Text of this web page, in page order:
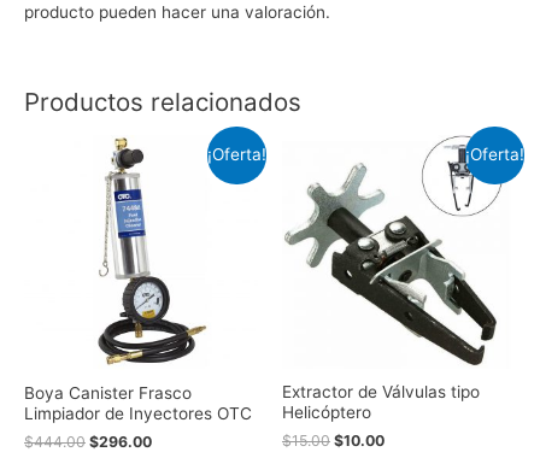
producto pueden hacer una valoración.
Productos relacionados
¡Oferta!
Boya Canister Frasco
Limpiador de Inyectores OTC
$444.00 $296.00
¡Oferta!
Extractor de Válvulas tipo
Helicóptero
$15.00 $10.00